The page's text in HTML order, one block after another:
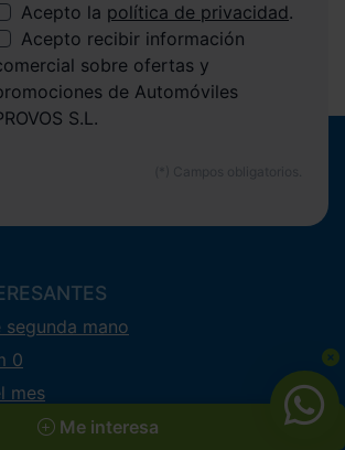
Me interesa
Acepto la política de privacidad.
Acepto recibir información
sobre ofertas y
de Automóviles
S.L.
segunda mano
0
mes